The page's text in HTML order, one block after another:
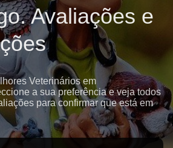
Avaliações e
Veterinários em
a sua preferência e veja todos
para confirmar que está em